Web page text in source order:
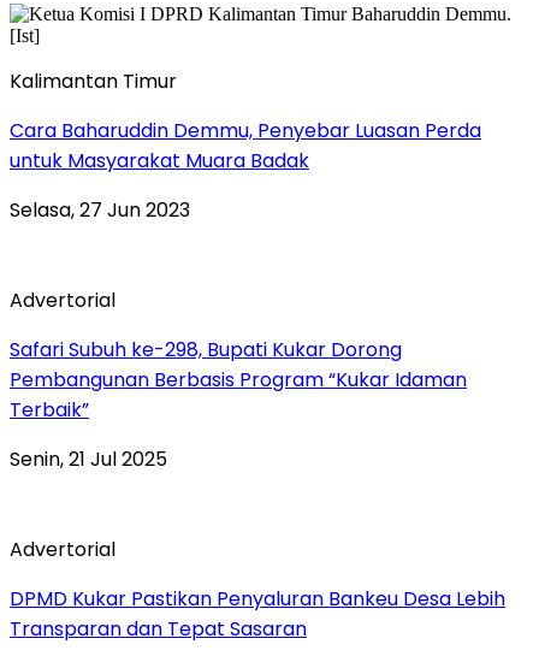
Kalimantan Timur
Cara Baharuddin Demmu, Penyebar Luasan Perda
untuk Masyarakat Muara Badak
Selasa, 27 Jun 2023
Advertorial
Safari Subuh ke-298, Bupati Kukar Dorong
Pembangunan Berbasis Program “Kukar Idaman
Terbaik”
Senin, 21 Jul 2025
Advertorial
DPMD Kukar Pastikan Penyaluran Bankeu Desa Lebih
Transparan dan Tepat Sasaran